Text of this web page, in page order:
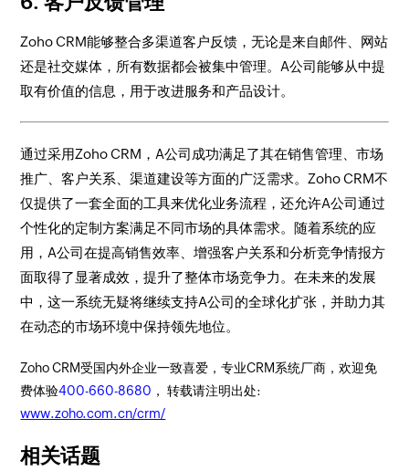
Zoho CRM能够整合多渠道客户反馈，无论是来自邮件、网站
还是社交媒体，所有数据都会被集中管理。A公司能够从中提
取有价值的信息，用于改进服务和产品设计。
通过采用Zoho CRM，A公司成功满足了其在销售管理、市场
推广、客户关系、渠道建设等方面的广泛需求。Zoho CRM不
仅提供了一套全面的工具来优化业务流程，还允许A公司通过
个性化的定制方案满足不同市场的具体需求。随着系统的应
用，A公司在提高销售效率、增强客户关系和分析竞争情报方
面取得了显著成效，提升了整体市场竞争力。在未来的发展
中，这一系统无疑将继续支持A公司的全球化扩张，并助力其
在动态的市场环境中保持领先地位。
Zoho CRM受国内外企业一致喜爱，专业CRM系统厂商，欢迎免
费体验400-660-8680 ， 转载请注明出处:
www.zoho.com.cn/crm/
相关话题